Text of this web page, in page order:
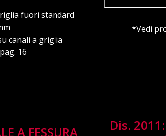
fuori standard
canali a griglia
16
*Vedi
A FESSURA
Dis. 2011: